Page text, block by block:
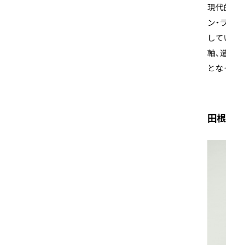
現代
ン
し
軸、
と
田